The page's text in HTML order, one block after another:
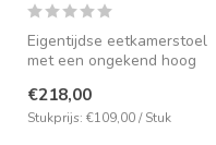
Eigentijdse eetkamerstoel
met een ongekend hoog
nieu...
€218,00
Stukprijs: €109,00 / Stuk